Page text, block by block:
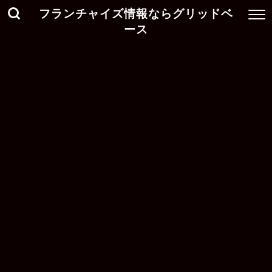
フランチャイズ情報ならグリッドベ
ース